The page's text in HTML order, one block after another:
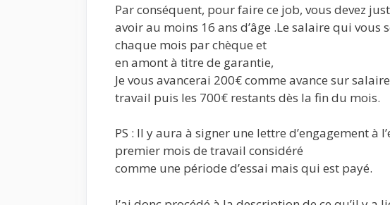
Par conséquent, pour faire ce job, vous devez
avoir au moins 16 ans d’âge .Le salaire qui vous
chaque mois par chèque et
en amont à titre de garantie,
Je vous avancerai 200€ comme avance sur
travail puis les 700€ restants dès la fin du mois.
PS : Il y aura à signer une lettre d’engagement à
premier mois de travail considéré
comme une période d’essai mais qui est payé.